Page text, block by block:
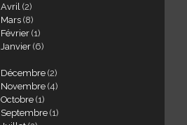
Avril (2)
Mars (8)
Février (1)
Janvier (6)
Décembre (2)
Novembre (4)
Octobre (1)
Septembre (1)